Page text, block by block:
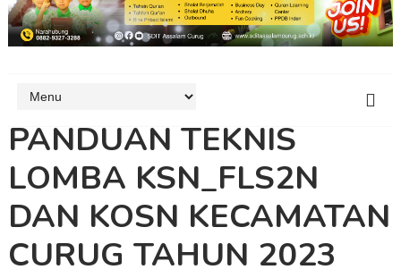
PANDUAN TEKNIS
LOMBA KSN_FLS2N
DAN KOSN KECAMATAN
CURUG TAHUN 2023